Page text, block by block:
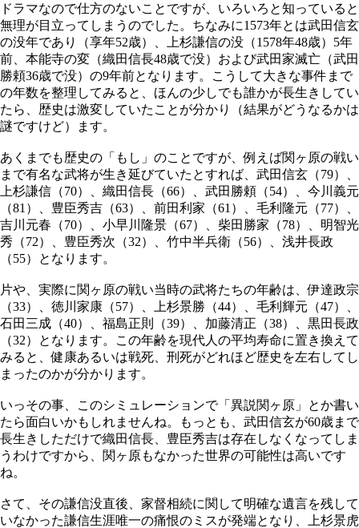
ドラマなので仕方のないことですが、いろいろと知っていると
無理が目立ってしまうのでした。ちなみに1573年とは武田信玄
の没年であり（享年52歳）、上杉謙信の没（1578年48歳）5年
前、本能寺の変（織田信長48歳で没）および武田家滅亡（武田
勝頼36歳で没）の9年前となります。こうして大きな事件まで
の年数を整理してみると、ほんの少しでも誰かが長生きしてい
たら、歴史は激変していたことが分かり（結果がどうなるかは
謎ですけど）ます。
あくまでも歴史の「もし」のことですが、例えば関ヶ原の戦い
まで有名な武将が生き延びていたとすれば、武田信玄（79）、
上杉謙信（70）、織田信長（66）、武田勝頼（54）、今川義元
（81）、豊臣秀吉（63）、前田利家（61）、毛利隆元（77）、
吉川元春（70）、小早川隆景（67）、柴田勝家（78）、明智光
秀（72）、豊臣秀次（32）、竹中半兵衛（56）、浅井長政
（55）となります。
片や、実際に関ヶ原の戦い当時の武将たちの年齢は、伊達政宗
（33）、徳川家康（57）、上杉景勝（44）、毛利輝元（47）、
石田三成（40）、福島正則（39）、加藤清正（38）、黒田長政
（32）となります。この年齢を現代人の平均寿命に置き換えて
みると、健康あるいは戦死、刑死がどれほど歴史を左右してし
まったのかが分かります。
いっその事、このシミュレーションで「異説関ヶ原」とか書い
たら面白いかもしれませんね。もっとも、武田信玄が60歳まで
長生きしただけで織田信長、豊臣秀吉は存在しなくなってしま
うわけですから、関ヶ原もなかった世界の可能性は高いです
ね。
さて、その謙信没直後、家督相続に関して明確な遺言を残して
いなかった謙信生涯唯一の痛恨のミスが発端となり、上杉景虎